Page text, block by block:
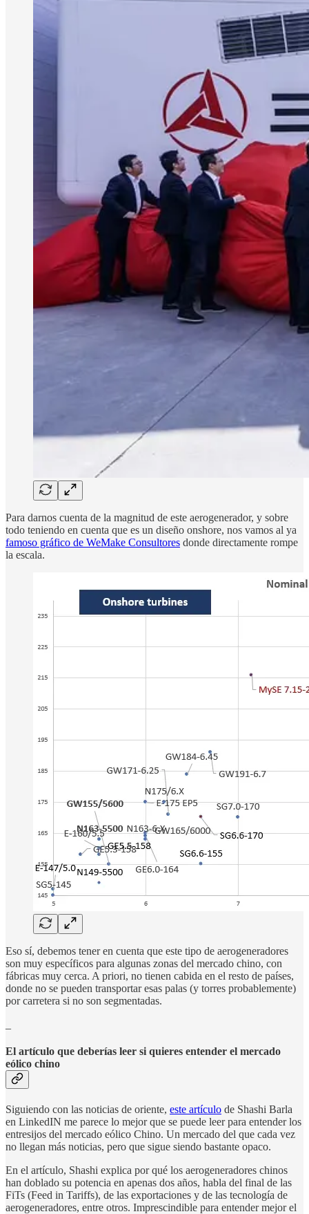
Para darnos cuenta de la magnitud de este aerogenerador, y sobre
todo teniendo en cuenta que es un diseño onshore, nos vamos al ya
famoso gráfico de WeMake Consultores donde directamente rompe
la escala.
Eso sí, debemos tener en cuenta que este tipo de aerogeneradores
son muy específicos para algunas zonas del mercado chino, con
fábricas muy cerca. A priori, no tienen cabida en el resto de países,
donde no se pueden transportar esas palas (y torres probablemente)
por carretera si no son segmentadas.
El artículo que deberías leer si quieres entender el mercado
eólico chino
Siguiendo con las noticias de oriente, este artículo de Shashi Barla
en LinkedIN me parece lo mejor que se puede leer para entender los
entresijos del mercado eólico Chino. Un mercado del que cada vez
no llegan más noticias, pero que sigue siendo bastante opaco.
En el artículo, Shashi explica por qué los aerogeneradores chinos
han doblado su potencia en apenas dos años, habla del final de las
FiTs (Feed in Tariffs), de las exportaciones y de las tecnología de
aerogeneradores, entre otros. Imprescindible para entender mejor el